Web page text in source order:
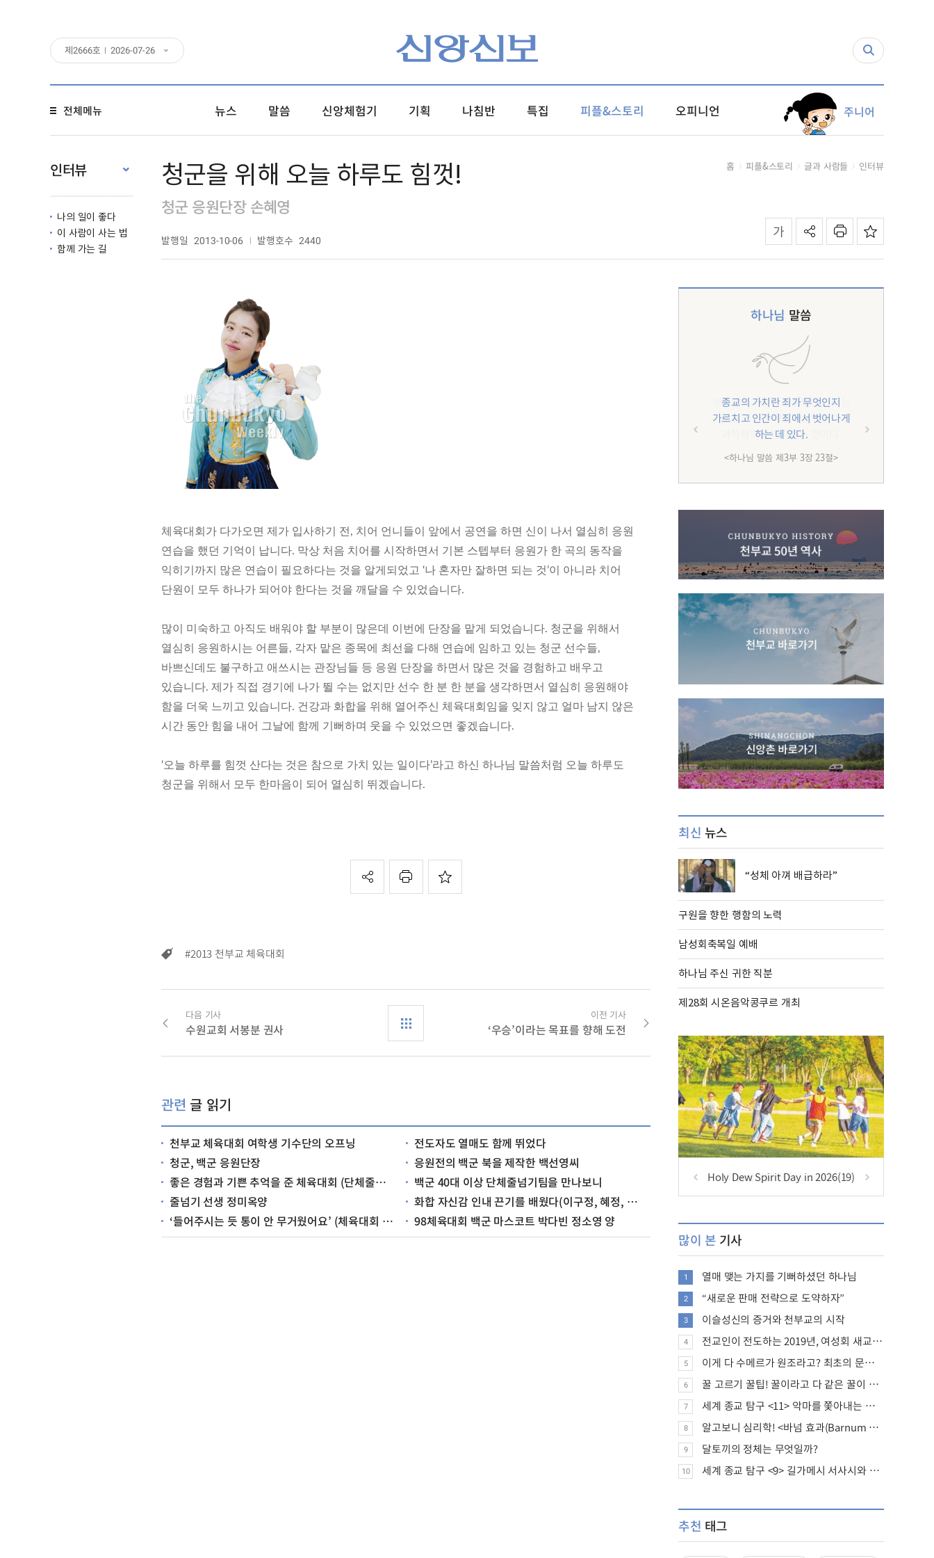
제 2666호 2026-07-26
전체메뉴 뉴스 말씀 신앙체험기 기획 나침반 특집 피플&스토리 오피니언 주니어
인터뷰
나의 일이 좋다
이 사람이 사는 법
함께 가는 길
청군을 위해 오늘 하루도 힘껏!
청군 응원단장 손혜영
발행일 2013-10-06 발행호수 2440
홈 피플&스토리 글과 사람들 인터뷰
체육대회가 다가오면 제가 입사하기 전, 치어 언니들이 앞에서 공연을 하면 신이 나서 열심히 응원
연습을 했던 기억이 납니다. 막상 처음 치어를 시작하면서 기본 스텝부터 응원가 한 곡의 동작을
익히기까지 많은 연습이 필요하다는 것을 알게되었고 ‘나 혼자만 잘하면 되는 것’이 아니라 치어
단원이 모두 하나가 되어야 한다는 것을 깨달을 수 있었습니다.
많이 미숙하고 아직도 배워야 할 부분이 많은데 이번에 단장을 맡게 되었습니다. 청군을 위해서
열심히 응원하시는 어른들, 각자 맡은 종목에 최선을 다해 연습에 임하고 있는 청군 선수들,
바쁘신데도 불구하고 애쓰시는 관장님들 등 응원 단장을 하면서 많은 것을 경험하고 배우고
있습니다. 제가 직접 경기에 나가 뛸 수는 없지만 선수 한 분 한 분을 생각하면서 열심히 응원해야
함을 더욱 느끼고 있습니다. 건강과 화합을 위해 열어주신 체육대회임을 잊지 않고 얼마 남지 않은
시간 동안 힘을 내어 그날에 함께 기뻐하며 웃을 수 있었으면 좋겠습니다.
‘오늘 하루를 힘껏 산다는 것은 참으로 가치 있는 일이다’라고 하신 하나님 말씀처럼 오늘 하루도
청군을 위해서 모두 한마음이 되어 열심히 뛰겠습니다.
#2013 천부교 체육대회
다음 기사
수원교회 서봉분 권사
이전 기사
‘우승’이라는 목표를 향해 도전
관련 글 읽기
천부교 체육대회 여학생 기수단의 오프닝
전도자도 열매도 함께 뛰었다
청군, 백군 응원단장
응원전의 백군 북을 제작한 백선영씨
좋은 경험과 기쁜 추억을 준 체육대회 (단체줄넘기 선수로 출전한 시온고 교사들)
백군 40대 이상 단체줄넘기팀을 만나보니
줄넘기 선생 정미옥양
화합 자신감 인내 끈기를 배웠다(이구정, 혜정, 혜영 세자매)
‘들어주시는 듯 통이 안 무거웠어요’ (체육대회 오프닝 경기 선수들)
98체육대회 백군 마스코트 박다빈 정소영 양
하나님 말씀
종교의 가치란 죄가 무엇인지
가르치고 인간이 죄에서 벗어나게
하는 데 있다.
<하나님 말씀 제3부 3장 23절>
최신 뉴스
“성체 아껴 배급하라”
구원을 향한 행함의 노력
남성회축복일 예배
하나님 주신 귀한 직분
제28회 시온음악콩쿠르 개최
Holy Dew Spirit Day in 2026(19)
많이 본 기사
1 열매 맺는 가지를 기뻐하셨던 하나님
2 “새로운 판매 전략으로 도약하자”
3 이슬성신의 증거와 천부교의 시작
4 전교인이 전도하는 2019년, 여성회 새교인 증가 추세
5 이게 다 수메르가 원조라고? 최초의 문명, 수메르는 어떤 문명이었을까?
6 꿀 고르기 꿀팁! 꿀이라고 다 같은 꿀이 아니다!
7 세계 종교 탐구 <11> 악마를 쫓아내는 의식의 뿌리에 대하여
8 알고보니 심리학! <바넘 효과(Barnum effect)>
9 달토끼의 정체는 무엇일까?
10 세계 종교 탐구 <9> 길가메시 서사시와 성경에 대하여
추천 태그